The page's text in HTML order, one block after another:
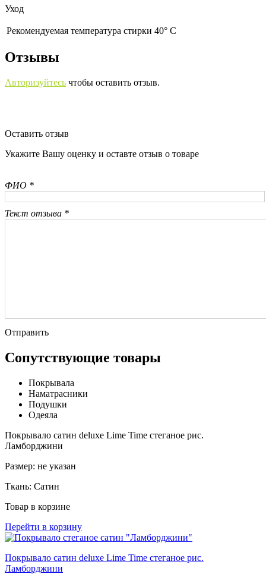
Уход
Рекомендуемая температура стирки 40° С
Отзывы
Авторизуйтесь чтобы оставить отзыв.
Оставить отзыв
Укажите Вашу оценку и оставте отзыв о товаре
ФИО *
Текст отзыва *
Отправить
Сопутствующие товары
Покрывала
Наматрасники
Подушки
Одеяла
Покрывало сатин deluxe Lime Time стеганое рис.
Ламборджини
Размер: не указан
Ткань: Сатин
Товар в корзине
Перейти в корзину
Покрывало сатин deluxe Lime Time стеганое рис.
Ламборджини